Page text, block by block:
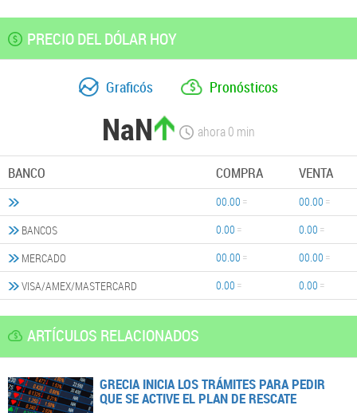
PRECIO DEL DÓLAR HOY
Graficós Pronósticos
NaN ahora0 min
BANCO COMPRA VENTA
00.00
00.00
BANCOS
0.00
0.00
MERCADO
00.00
00.00
VISA/AMEX/MASTERCARD
0.00 0.00
ARTÍCULOS RELACIONADOS
GRECIA INICIA LOS TRÁMITES PARA PEDIR
QUE SE ACTIVE EL PLAN DE RESCATE